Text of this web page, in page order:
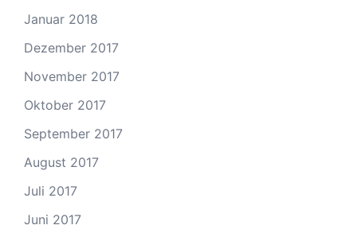
Januar 2018
Dezember 2017
November 2017
Oktober 2017
September 2017
August 2017
Juli 2017
Juni 2017